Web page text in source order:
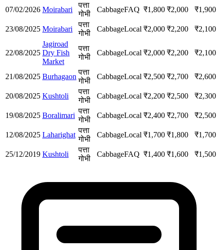
07/02/2026 Moirabari
पत्ता
गोभी
CabbageFAQ ₹1,800 ₹2,000 ₹1,900
23/08/2025 Moirabari
पत्ता
गोभी
CabbageLocal ₹2,000 ₹2,200 ₹2,100
22/08/2025
Jagiroad
Dry Fish
Market
पत्ता
गोभी
CabbageLocal ₹2,000 ₹2,200 ₹2,100
21/08/2025 Burhagaon
पत्ता
गोभी
CabbageLocal ₹2,500 ₹2,700 ₹2,600
20/08/2025 Kushtoli
पत्ता
गोभी
CabbageLocal ₹2,200 ₹2,500 ₹2,300
19/08/2025 Boralimari
पत्ता
गोभी
CabbageLocal ₹2,400 ₹2,700 ₹2,500
12/08/2025 Laharighat
पत्ता
गोभी
CabbageLocal ₹1,700 ₹1,800 ₹1,700
25/12/2019 Kushtoli
पत्ता
गोभी
CabbageFAQ ₹1,400 ₹1,600 ₹1,500